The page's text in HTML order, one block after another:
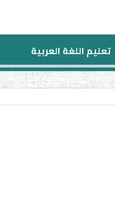
تعليم اللغة العربية